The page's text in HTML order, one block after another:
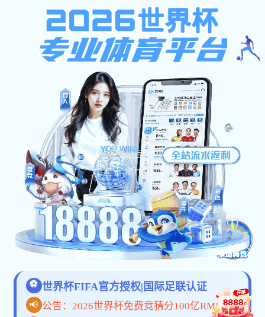
规章制度
工作动态
威尼斯人真人游戏: 党建工作
当前位置：网站首页 >党政办公室>党建工作
03-22
威尼斯人真人游戏: 威尼斯人真人游戏党政第一直属党
支部召开民主生活威尼斯app游戏